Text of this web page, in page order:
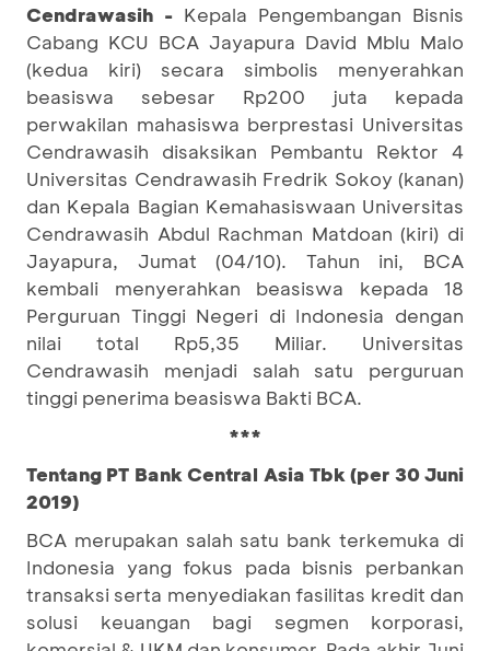
Cendrawasih - Kepala Pengembangan Bisnis
Cabang KCU BCA Jayapura David Mblu Malo
(kedua kiri) secara simbolis menyerahkan
beasiswa sebesar Rp200 juta kepada
perwakilan mahasiswa berprestasi Universitas
Cendrawasih disaksikan Pembantu Rektor 4
Universitas Cendrawasih Fredrik Sokoy (kanan)
dan Kepala Bagian Kemahasiswaan Universitas
Cendrawasih Abdul Rachman Matdoan (kiri) di
Jayapura, Jumat (04/10). Tahun ini, BCA
kembali menyerahkan beasiswa kepada 18
Perguruan Tinggi Negeri di Indonesia dengan
nilai total Rp5,35 Miliar. Universitas
Cendrawasih menjadi salah satu perguruan
tinggi penerima beasiswa Bakti BCA.
***
Tentang PT Bank Central Asia Tbk (per 30 Juni
2019)
BCA merupakan salah satu bank terkemuka di
Indonesia yang fokus pada bisnis perbankan
transaksi serta menyediakan fasilitas kredit dan
solusi keuangan bagi segmen korporasi,